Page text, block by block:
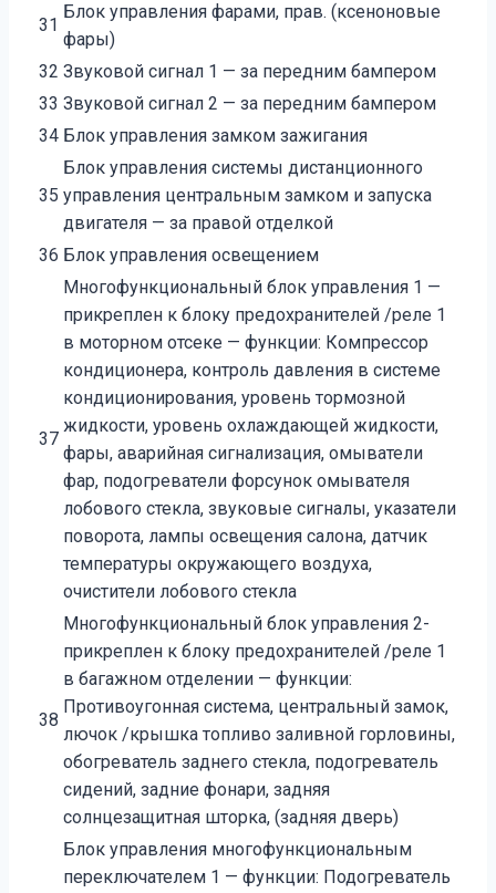
31
Блок управления фарами, прав. (ксеноновые
фары)
32 Звуковой сигнал 1 — за передним бампером
33 Звуковой сигнал 2 — за передним бампером
34 Блок управления замком зажигания
35
Блок управления системы дистанционного
управления центральным замком и запуска
двигателя — за правой отделкой
36 Блок управления освещением
37
Многофункциональный блок управления 1 —
прикреплен к блоку предохранителей /реле 1
в моторном отсеке — функции: Компрессор
кондиционера, контроль давления в системе
кондиционирования, уровень тормозной
жидкости, уровень охлаждающей жидкости,
фары, аварийная сигнализация, омыватели
фар, подогреватели форсунок омывателя
лобового стекла, звуковые сигналы, указатели
поворота, лампы освещения салона, датчик
температуры окружающего воздуха,
очистители лобового стекла
38
Многофункциональный блок управления 2-
прикреплен к блоку предохранителей /реле 1
в багажном отделении — функции:
Противоугонная система, центральный замок,
лючок /крышка топливо заливной горловины,
обогреватель заднего стекла, подогреватель
сидений, задние фонари, задняя
солнцезащитная шторка, (задняя дверь)
Блок управления многофункциональным
переключателем 1 — функции: Подогреватель